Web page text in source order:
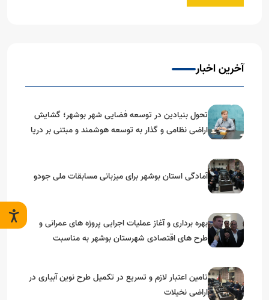
آخرین اخبار
تحول بنیادین در توسعه فضایی شهر بوشهر؛ گشایش
اراضی نظامی و گذار به توسعه هوشمند و مبتنی بر دریا
آمادگی استان بوشهر برای میزبانی مسابقات ملی جودو
بهره برداری و آغاز عملیات اجرایی پروژه های عمرانی و
طرح های اقتصادی شهرستان بوشهر به مناسبت
تامین اعتبار لازم و تسریع در تکمیل طرح نوین آبیاری در
اراضی نخیلات